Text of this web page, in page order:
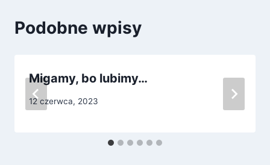
Podobne wpisy
Migamy, bo lubimy…
12 czerwca, 2023